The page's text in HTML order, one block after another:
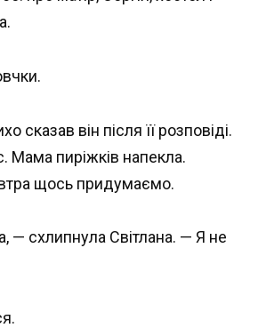
сказав він після її розповіді.
Мама пиріжків напекла.
щось придумаємо.
— схлипнула Світлана. — Я не